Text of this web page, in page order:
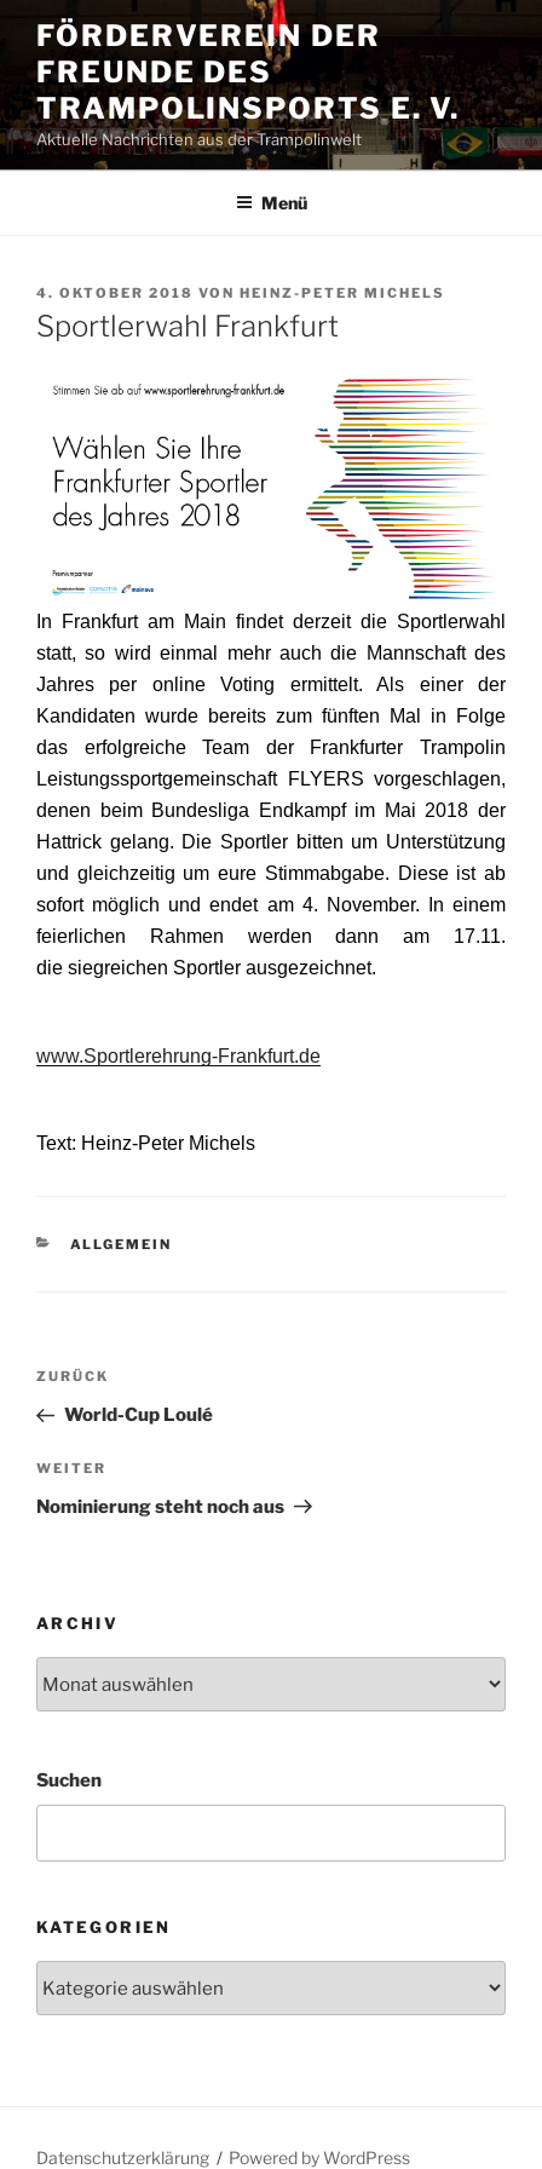
Inhalt
springen
FÖRDERVEREIN DER
FREUNDE DES
TRAMPOLINSPORTS E. V.
Aktuelle Nachrichten aus der Trampolinwelt
Menü
VERÖFFENTLICHT
AM
4. OKTOBER 2018 VON HEINZ-PETER MICHELS
Sportlerwahl Frankfurt
In Frankfurt am Main findet derzeit die Sportlerwahl
statt, so wird einmal mehr auch die Mannschaft des
Jahres per online Voting ermittelt. Als einer der
Kandidaten wurde bereits zum fünften Mal in Folge
das erfolgreiche Team der Frankfurter Trampolin
Leistungssportgemeinschaft FLYERS vorgeschlagen,
denen beim Bundesliga Endkampf im Mai 2018 der
Hattrick gelang. Die Sportler bitten um Unterstützung
und gleichzeitig um eure Stimmabgabe. Diese ist ab
sofort möglich und endet am 4. November. In einem
feierlichen Rahmen werden dann am 17.11.
die siegreichen Sportler ausgezeichnet.
www.Sportlerehrung-Frankfurt.de
Text: Heinz-Peter Michels
KATEGORIEN
ALLGEMEIN
Beitragsnavigation
Vorheriger
Beitrag
ZURÜCK
World-Cup Loulé
Nächster
Beitrag
WEITER
Nominierung steht noch aus
ARCHIV
Suchen
KATEGORIEN
Datenschutzerklärung Powered by WordPress